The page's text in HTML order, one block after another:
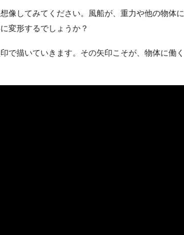
像してみてください。風船が、重力や他の物体に
変形するでしょうか？
で描いていきます。その矢印こそが、物体に働く